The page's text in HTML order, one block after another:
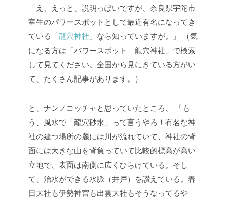
「え、えっと、説明っぽいですが、奈良県宇陀市
室生のパワースポットとして最近有名になってき
ている「龍穴神社 」なら知っていますが。」
（気
になる方は「パワースポット 龍穴神社」で検索
して見てください。全国から見にきている方がい
て、たくさん記事があります。）
と、ナンノコッチャと思っていたところ、
「も
う、風水で「龍穴砂水」って言うやろ！有名な神
社の建つ場所の麓には川が流れていて、神社の背
面には大きな山を背負っていて比較的標高が高い
立地で、表面は南側に広くひらけている。そし
て、治水ができる水脈（井戸）を讃えている。春
日大社も伊勢神宮も出雲大社もそうなってるや